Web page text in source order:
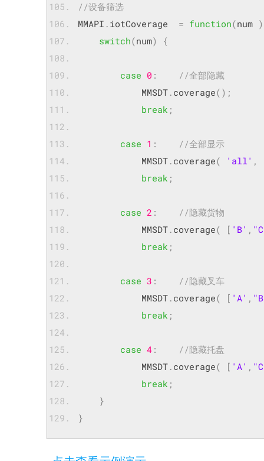
//设备筛选
MMAPI . iotCoverage = function(num
switch(num) {
case 0 :
//全部隐藏
            MMSDT
. coverage();
break ;
case 1 :
//全部显示
            MMSDT
. coverage( 'all' ,
break ;
case 2 :
//隐藏货物
            MMSDT
. coverage( [ 'B' ,
break ;
case 3 :
//隐藏叉车
            MMSDT
. coverage( [ 'A' ,
break ;
case 4 :
//隐藏托盘
            MMSDT
. coverage( [ 'A' ,
break ;
}
}